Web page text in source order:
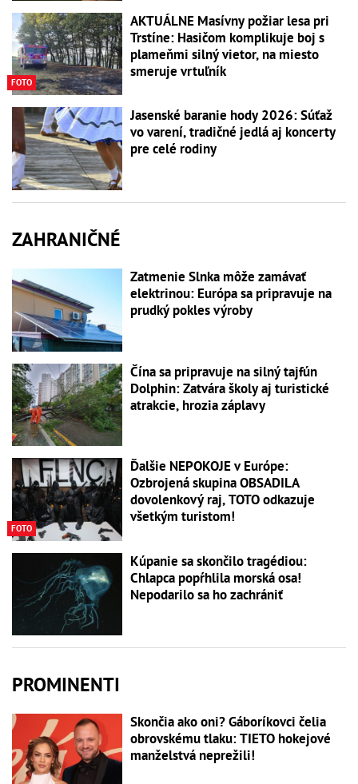
FOTO
AKTUÁLNE Masívny požiar lesa pri
Trstíne: Hasičom komplikuje boj s
plameňmi silný vietor, na miesto
smeruje vrtuľník
Jasenské baranie hody 2026: Súťaž
vo varení, tradičné jedlá aj koncerty
pre celé rodiny
ZAHRANIČNÉ
Zatmenie Slnka môže zamávať
elektrinou: Európa sa pripravuje na
prudký pokles výroby
Čína sa pripravuje na silný tajfún
Dolphin: Zatvára školy aj turistické
atrakcie, hrozia záplavy
FOTO
Ďalšie NEPOKOJE v Európe:
Ozbrojená skupina OBSADILA
dovolenkový raj, TOTO odkazuje
všetkým turistom!
Kúpanie sa skončilo tragédiou:
Chlapca popŕhlila morská osa!
Nepodarilo sa ho zachrániť
PROMINENTI
Skončia ako oni? Gáboríkovci čelia
obrovskému tlaku: TIETO hokejové
manželstvá neprežili!